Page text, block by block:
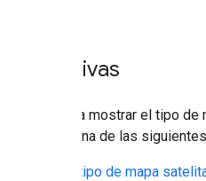
alternativas
Static para mostrar el tipo
para usar una de las
tipo de mapa